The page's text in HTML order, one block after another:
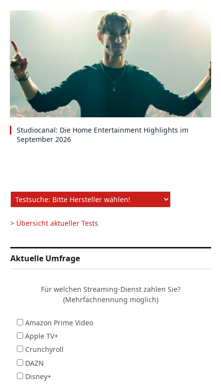
Studiocanal: Die Home Entertainment Highlights im
September 2026
> Übersicht aktueller Tests
Aktuelle Umfrage
Für welchen Streaming-Dienst zahlen Sie?
(Mehrfachnennung möglich)
Amazon Prime Video
Apple TV+
Crunchyroll
DAZN
Disney+